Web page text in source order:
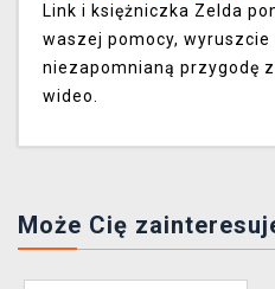
Link i księżniczka Zelda
waszej pomocy, wyruszcie
niezapomnianą przygodę
wideo.
Może Cię